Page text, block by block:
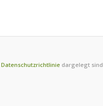
Datenschutzrichtliniedargelegt sind